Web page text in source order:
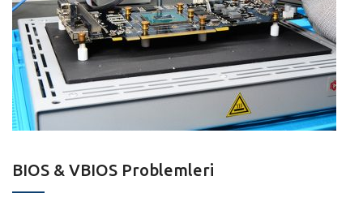
BIOS & VBIOS Problemleri